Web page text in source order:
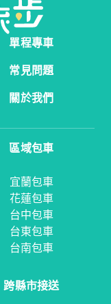
單程專車
常見問題
關於我們
區域包車
宜蘭包車
花蓮包車
台中包車
台東包車
台南包車
跨縣市接送